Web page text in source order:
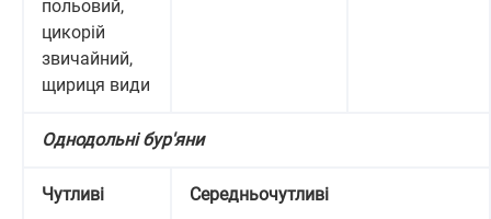
польовий,
цикорій
звичайний,
щириця види
Однодольні бур'яни
Чутливі Середньочутливі